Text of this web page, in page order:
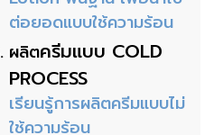
ต่อยอดแบบใช้ความร้อน
ผลิตครีมแบบ COLD
PROCESS
เรียนรู้การผลิตครีมแบบไม่
ใช้ความร้อน